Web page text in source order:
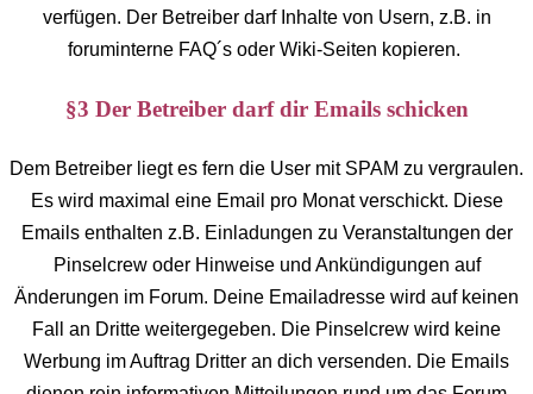
verfügen. Der Betreiber darf Inhalte von Usern, z.B. in
foruminterne FAQ´s oder Wiki-Seiten kopieren.
§3 Der Betreiber darf dir Emails schicken
Dem Betreiber liegt es fern die User mit SPAM zu vergraulen.
Es wird maximal eine Email pro Monat verschickt. Diese
Emails enthalten z.B. Einladungen zu Veranstaltungen der
Pinselcrew oder Hinweise und Ankündigungen auf
Änderungen im Forum. Deine Emailadresse wird auf keinen
Fall an Dritte weitergegeben. Die Pinselcrew wird keine
Werbung im Auftrag Dritter an dich versenden. Die Emails